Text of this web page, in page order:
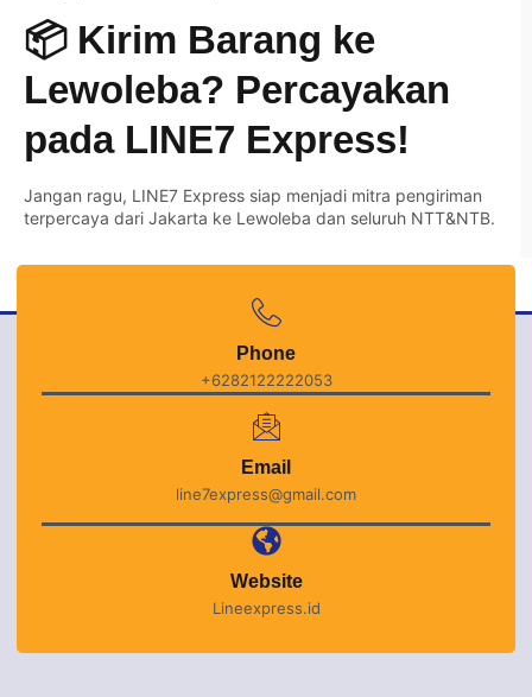
📦 Kirim Barang ke
Lewoleba? Percayakan
pada LINE7 Express!
Jangan ragu, LINE7 Express siap menjadi mitra pengiriman
terpercaya dari Jakarta ke Lewoleba dan seluruh NTT&NTB.
Phone
+6282122222053
Email
line7express@gmail.com
Website
Lineexpress.id